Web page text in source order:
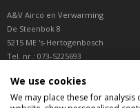
A&V Airco en Verwarming
De Steenbok 8
5215 ME 's-Hertogenbosch
Tel. nr.: 073-5225693
Openingstijden
We use cookies
We may place these for